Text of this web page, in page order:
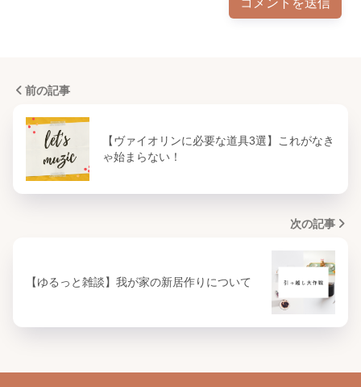
前の記事
【ヴァイオリンに必要な道具3選】これがなき
ゃ始まらない！
次の記事
【ゆるっと雑談】我が家の新居作りについて